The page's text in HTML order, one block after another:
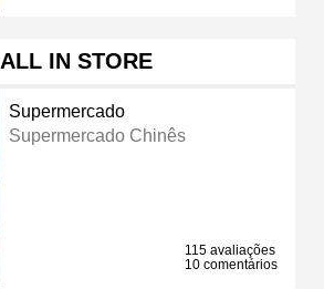
ALL IN STORE
Supermercado
Supermercado Chinês
115 avaliações
10 comentários